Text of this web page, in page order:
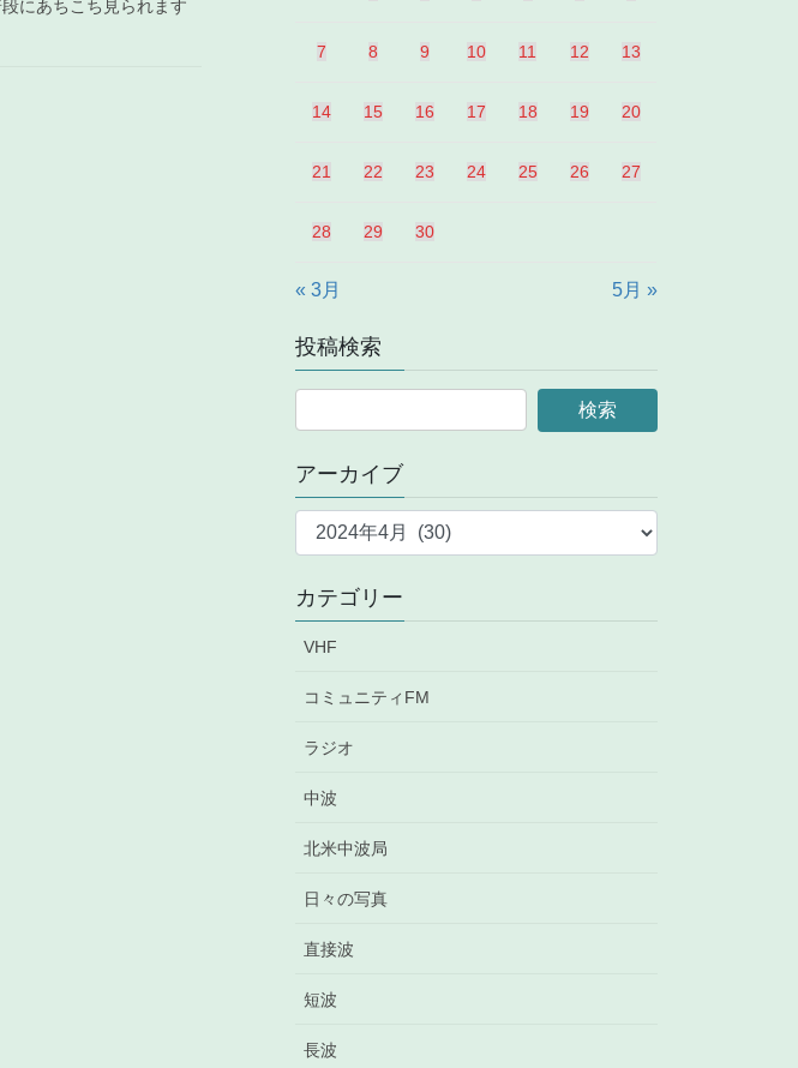
にあちこち見られます
7 8 9 10 11 12 13
14 15 16 17 18 19 20
21 22 23 24 25 26 27
28 29 30
« 3月 5月 »
投稿検索
アーカイブ
ア
イ
ブ
カテゴリー
VHF
コミュニティFM
ラジオ
中波
北米中波局
日々の写真
直接波
短波
長波